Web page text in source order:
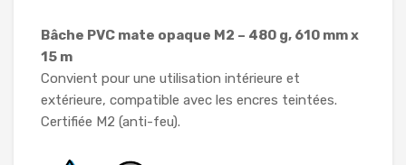
Bâche PVC mate opaque M2 – 480 g, 610 mm x
15 m
Convient pour une utilisation intérieure et
extérieure, compatible avec les encres teintées.
Certifiée M2 (anti-feu).